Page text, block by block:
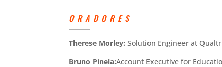
ORADORES
Therese Morley:Solution Engineer at
Bruno Pinela:Account Executive for